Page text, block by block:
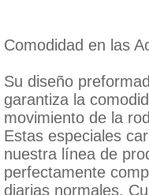
Comodidad en las
Su diseño
garantiza la
movimiento de la
Estas especiales
nuestra línea de
perfectamente
diarias normales.